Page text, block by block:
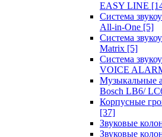
EASY LINE
Система
All-in-One [5]
Система
Matrix [5]
Система
VOICE
Музыкальные
Bosch LB6/
Корпусные
[37]
Звуковые
Звуковые